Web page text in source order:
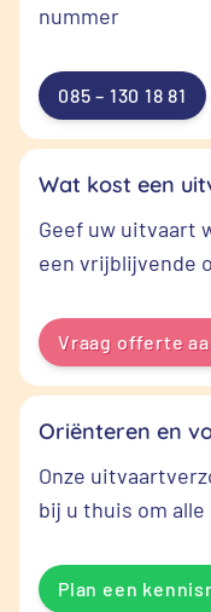
nummer
085 – 130 18 81
Wat kost een
Geef uw uitvaart
een vrijblijvende
Vraag offerte
Oriënteren en
Onze
bij u thuis om
Plan een